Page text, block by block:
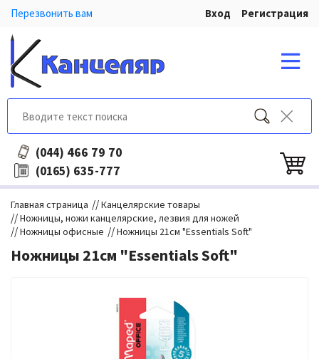
Перезвонить вам Вход Регистрация
(044) 466 79 70
(0165) 635-777
Главная страница //Канцелярские товары
//Ножницы, ножи канцелярские, лезвия для ножей
//Ножницы офисные //Ножницы 21см "Essentials Soft"
Ножницы 21см "Essentials Soft"